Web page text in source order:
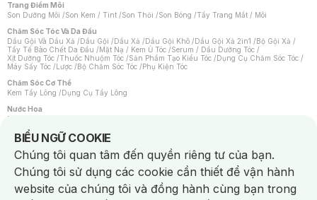
Trang Điểm Môi
Son Dưỡng Môi /Son Kem / Tint /Son Thỏi /Son Bóng /Tẩy Trang Mắt / Môi
Chăm Sóc Tóc Và Da Đầu
Dầu Gội Và Dầu Xả /Dầu Gội /Dầu Xả /Dầu Gội Khô /Dầu Gội Xả 2in1 /Bộ Gội Xả /
Tẩy Tế Bào Chết Da Đầu /Mặt Nạ / Kem Ủ Tóc /Serum / Dầu Dưỡng Tóc /
Xịt Dưỡng Tóc /Thuốc Nhuộm Tóc /Sản Phẩm Tạo Kiểu Tóc /Dụng Cụ Chăm Sóc Tóc /
Máy Sấy Tóc /Lược /Bộ Chăm Sóc Tóc /Phụ Kiện Tóc
Chăm Sóc Cơ Thể
Kem Tẩy Lông /Dụng Cụ Tẩy Lông
Nước Hoa
Nước Hoa Nữ
Chăm Sóc Cá Nhân
Chống Muỗi /Khẩu Trang /Máy Massage/Mặt Nạ Xông Hơi /Nước Rửa Tay/
Sản Phẩm Chăm Sóc Khác /Bàn Chải Đánh Răng /Bàn Chải Điện/
Hỗ Trợ Trắng Răng/Kem Đánh Răng /Máy Tăm Nước/ Nước Súc Miệng/
Tăm / Chỉ Nha Khoa/ Xịt Thơm Miệng / Dung Dịch Vệ Sinh/Dưỡng Vùng Kín/
Khăn Ướt Vệ Sinh Vùng Kín/Băng Vệ Sinh/Tampon/Bọt Cạo Râu /Dao Cạo Râu/
Máy Cạo Râu
BIỂU NGỮ COOKIE
Notice about cookies usage
Chúng tôi quan tâm đến quyền riêng tư của bạn.
Chúng tôi sử dụng các cookie cần thiết để vận hành
website của chúng tôi và đồng hành cùng bạn trong